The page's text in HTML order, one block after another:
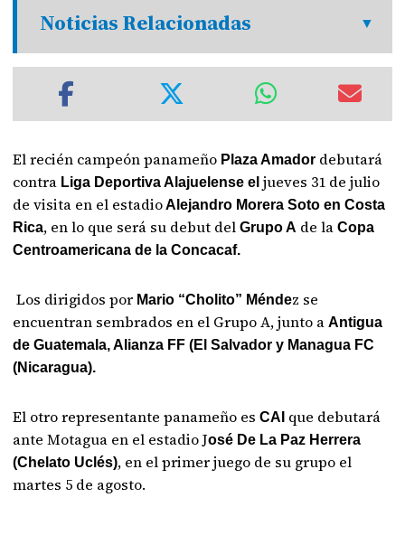
Noticias Relacionadas
El recién campeón panameño Plaza Amador debutará
contra Liga Deportiva Alajuelense eljueves 31 de julio
de visita en el estadioAlejandro Morera Soto en Costa
Rica, en lo que será su debut delGrupo A de la Copa
Centroamericana de la Concacaf.
Los dirigidos por Mario “Cholito” Méndez se
encuentran sembrados en el Grupo A, junto aAntigua
de Guatemala, Alianza FF (El Salvador y Managua FC
(Nicaragua).
El otro representante panameño es CAI que debutará
ante Motagua en el estadio José De La Paz Herrera
(Chelato Uclés), en el primer juego de su grupo el
martes 5 de agosto.